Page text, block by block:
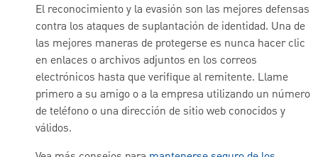
El reconocimiento y la evasión son las mejores defensas
contra los ataques de suplantación de identidad. Una de
las mejores maneras de protegerse es nunca hacer clic
en enlaces o archivos adjuntos en los correos
electrónicos hasta que verifique al remitente. Llame
primero a su amigo o a la empresa utilizando un número
de teléfono o una dirección de sitio web conocidos y
válidos.